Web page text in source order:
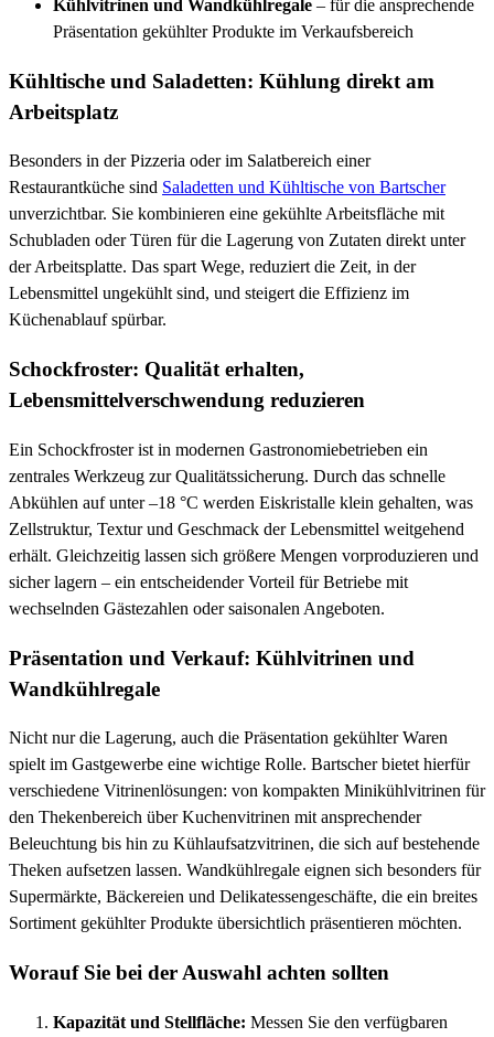
Kühlvitrinen und Wandkühlregale – für die ansprechende
Präsentation gekühlter Produkte im Verkaufsbereich
Kühltische und Saladetten: Kühlung direkt am
Arbeitsplatz
Besonders in der Pizzeria oder im Salatbereich einer
Restaurantküche sind Saladetten und Kühltische von Bartscher
unverzichtbar. Sie kombinieren eine gekühlte Arbeitsfläche mit
Schubladen oder Türen für die Lagerung von Zutaten direkt unter
der Arbeitsplatte. Das spart Wege, reduziert die Zeit, in der
Lebensmittel ungekühlt sind, und steigert die Effizienz im
Küchenablauf spürbar.
Schockfroster: Qualität erhalten,
Lebensmittelverschwendung reduzieren
Ein Schockfroster ist in modernen Gastronomiebetrieben ein
zentrales Werkzeug zur Qualitätssicherung. Durch das schnelle
Abkühlen auf unter –18 °C werden Eiskristalle klein gehalten, was
Zellstruktur, Textur und Geschmack der Lebensmittel weitgehend
erhält. Gleichzeitig lassen sich größere Mengen vorproduzieren und
sicher lagern – ein entscheidender Vorteil für Betriebe mit
wechselnden Gästezahlen oder saisonalen Angeboten.
Präsentation und Verkauf: Kühlvitrinen und
Wandkühlregale
Nicht nur die Lagerung, auch die Präsentation gekühlter Waren
spielt im Gastgewerbe eine wichtige Rolle. Bartscher bietet hierfür
verschiedene Vitrinenlösungen: von kompakten Minikühlvitrinen für
den Thekenbereich über Kuchenvitrinen mit ansprechender
Beleuchtung bis hin zu Kühlaufsatzvitrinen, die sich auf bestehende
Theken aufsetzen lassen. Wandkühlregale eignen sich besonders für
Supermärkte, Bäckereien und Delikatessengeschäfte, die ein breites
Sortiment gekühlter Produkte übersichtlich präsentieren möchten.
Worauf Sie bei der Auswahl achten sollten
Kapazität und Stellfläche: Messen Sie den verfügbaren